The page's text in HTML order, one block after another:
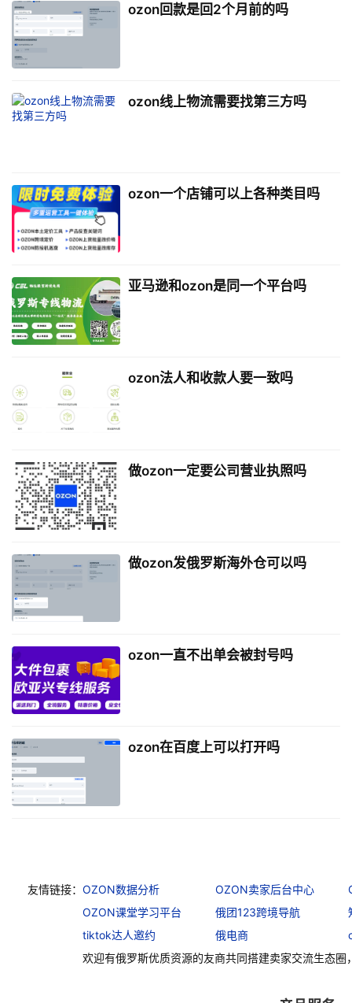
ozon回款是回2个月前的吗
ozon线上物流需要找第三方吗
ozon一个店铺可以上各种类目吗
亚马逊和ozon是同一个平台吗
ozon法人和收款人要一致吗
做ozon一定要公司营业执照吗
做ozon发俄罗斯海外仓可以吗
ozon一直不出单会被封号吗
ozon在百度上可以打开吗
友情链接： OZON数据分析 OZON卖家后台中心
OZON课堂学习平台
俄团123跨境导航
tiktok达人邀约
俄电商
欢迎有俄罗斯优质资源的友商共同搭建卖家交流生态圈